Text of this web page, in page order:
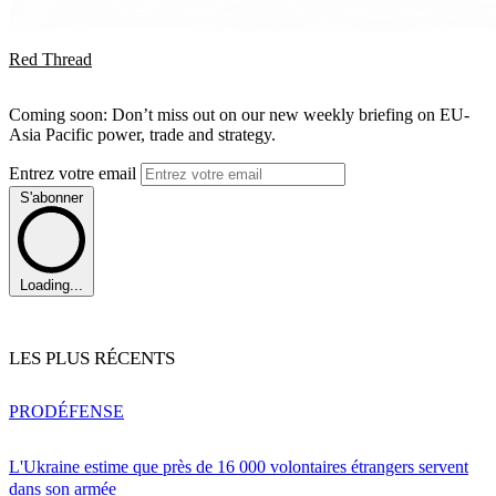
Red Thread
Coming soon: Don’t miss out on our new weekly briefing on EU-
Asia Pacific power, trade and strategy.
Entrez votre email
S'abonner
Loading...
LES PLUS RÉCENTS
L'Ukraine estime que près de 16 000 volontaires étrangers servent
dans son armée
PRODÉFENSE